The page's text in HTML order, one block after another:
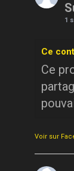
1
Ce
Ce
Voir sur